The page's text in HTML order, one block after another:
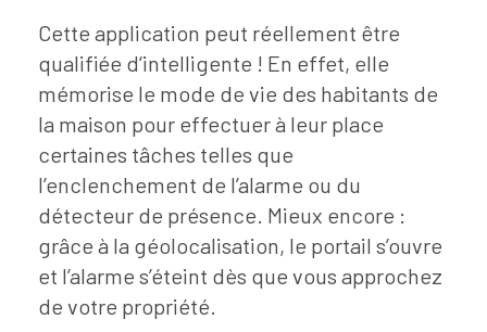
Cette application peut réellement être
qualifiée d‘intelligente ! En effet, elle
mémorise le mode de vie des habitants de
la maison pour effectuer à leur place
certaines tâches telles que
l’enclenchement de l’alarme ou du
détecteur de présence. Mieux encore :
grâce à la géolocalisation, le portail s’ouvre
et l’alarme s’éteint dès que vous approchez
de votre propriété.